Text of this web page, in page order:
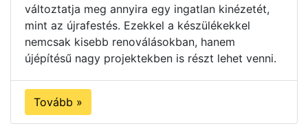
változtatja meg annyira egy ingatlan kinézetét,
mint az újrafestés. Ezekkel a készülékekkel
nemcsak kisebb renoválásokban, hanem
újépítésű nagy projektekben is részt lehet venni.
Tovább »